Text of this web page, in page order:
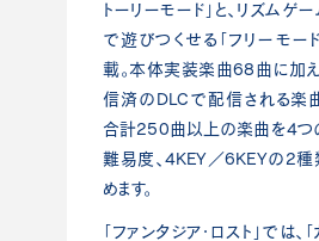
トーリーモード」と、リズムゲ
で遊びつくせる「フリーモー
載。本体実装楽曲68曲に加
信済のDLCで配信される楽曲
合計250曲以上の楽曲を4つ
難易度、4KEY／6KEYの2
めます。
「ファンタジア・ロスト」では、